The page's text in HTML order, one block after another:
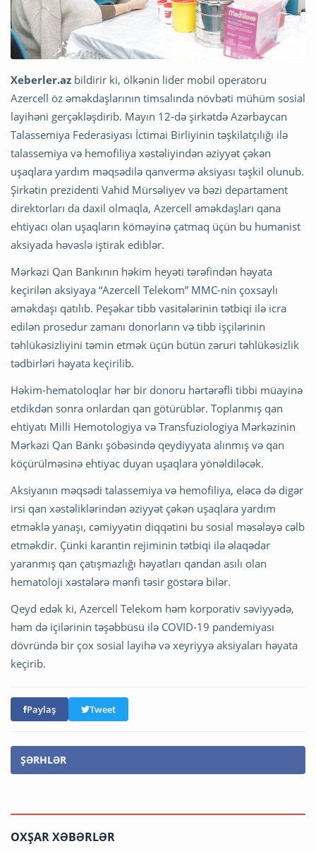
Xeberler.az bildirir ki, ölkənin lider mobil operatoru
Azercell öz əməkdaşlarının timsalında növbəti mühüm sosial
layihəni gerçəkləşdirib. Mayın 12-də şirkətdə Azərbaycan
Talassemiya Federasiyası İctimai Birliyinin təşkilatçılığı ilə
talassemiya və hemofiliya xəstəliyindən əziyyət çəkən
uşaqlara yardım məqsədilə qanvermə aksiyası təşkil olunub.
Şirkətin prezidenti Vahid Mürsəliyev və bəzi departament
direktorları da daxil olmaqla, Azercell əməkdaşları qana
ehtiyacı olan uşaqların köməyinə çatmaq üçün bu humanist
aksiyada həvəslə iştirak ediblər.
Mərkəzi Qan Bankının həkim heyəti tərəfindən həyata
keçirilən aksiyaya “Azercell Telekom” MMC-nin çoxsaylı
əməkdaşı qatılıb. Peşəkar tibb vasitələrinin tətbiqi ilə icra
edilən prosedur zamanı donorların və tibb işçilərinin
təhlükəsizliyini təmin etmək üçün bütün zəruri təhlükəsizlik
tədbirləri həyata keçirilib.
Həkim-hematoloqlar hər bir donoru hərtərəfli tibbi müayinə
etdikdən sonra onlardan qan götürüblər. Toplanmış qan
ehtiyatı Milli Hemotologiya və Transfuziologiya Mərkəzinin
Mərkəzi Qan Bankı şöbəsində qeydiyyata alınmış və qan
köçürülməsinə ehtiyac duyan uşaqlara yönəldiləcək.
Aksiyanın məqsədi talassemiya və hemofiliya, eləcə də digər
irsi qan xəstəliklərindən əziyyət çəkən uşaqlara yardım
etməklə yanaşı, cəmiyyətin diqqətini bu sosial məsələyə cəlb
etməkdir. Çünki karantin rejiminin tətbiqi ilə əlaqədar
yaranmış qan çatışmazlığı həyatları qandan asılı olan
hematoloji xəstələrə mənfi təsir göstərə bilər.
Qeyd edək ki, Azercell Telekom həm korporativ səviyyədə,
həm də içilərinin təşəbbüsü ilə COVID-19 pandemiyası
dövründə bir çox sosial layihə və xeyriyyə aksiyaları həyata
keçirib.
Paylaş Tweet
ŞƏRHLƏR
OXŞAR XƏBƏRLƏR